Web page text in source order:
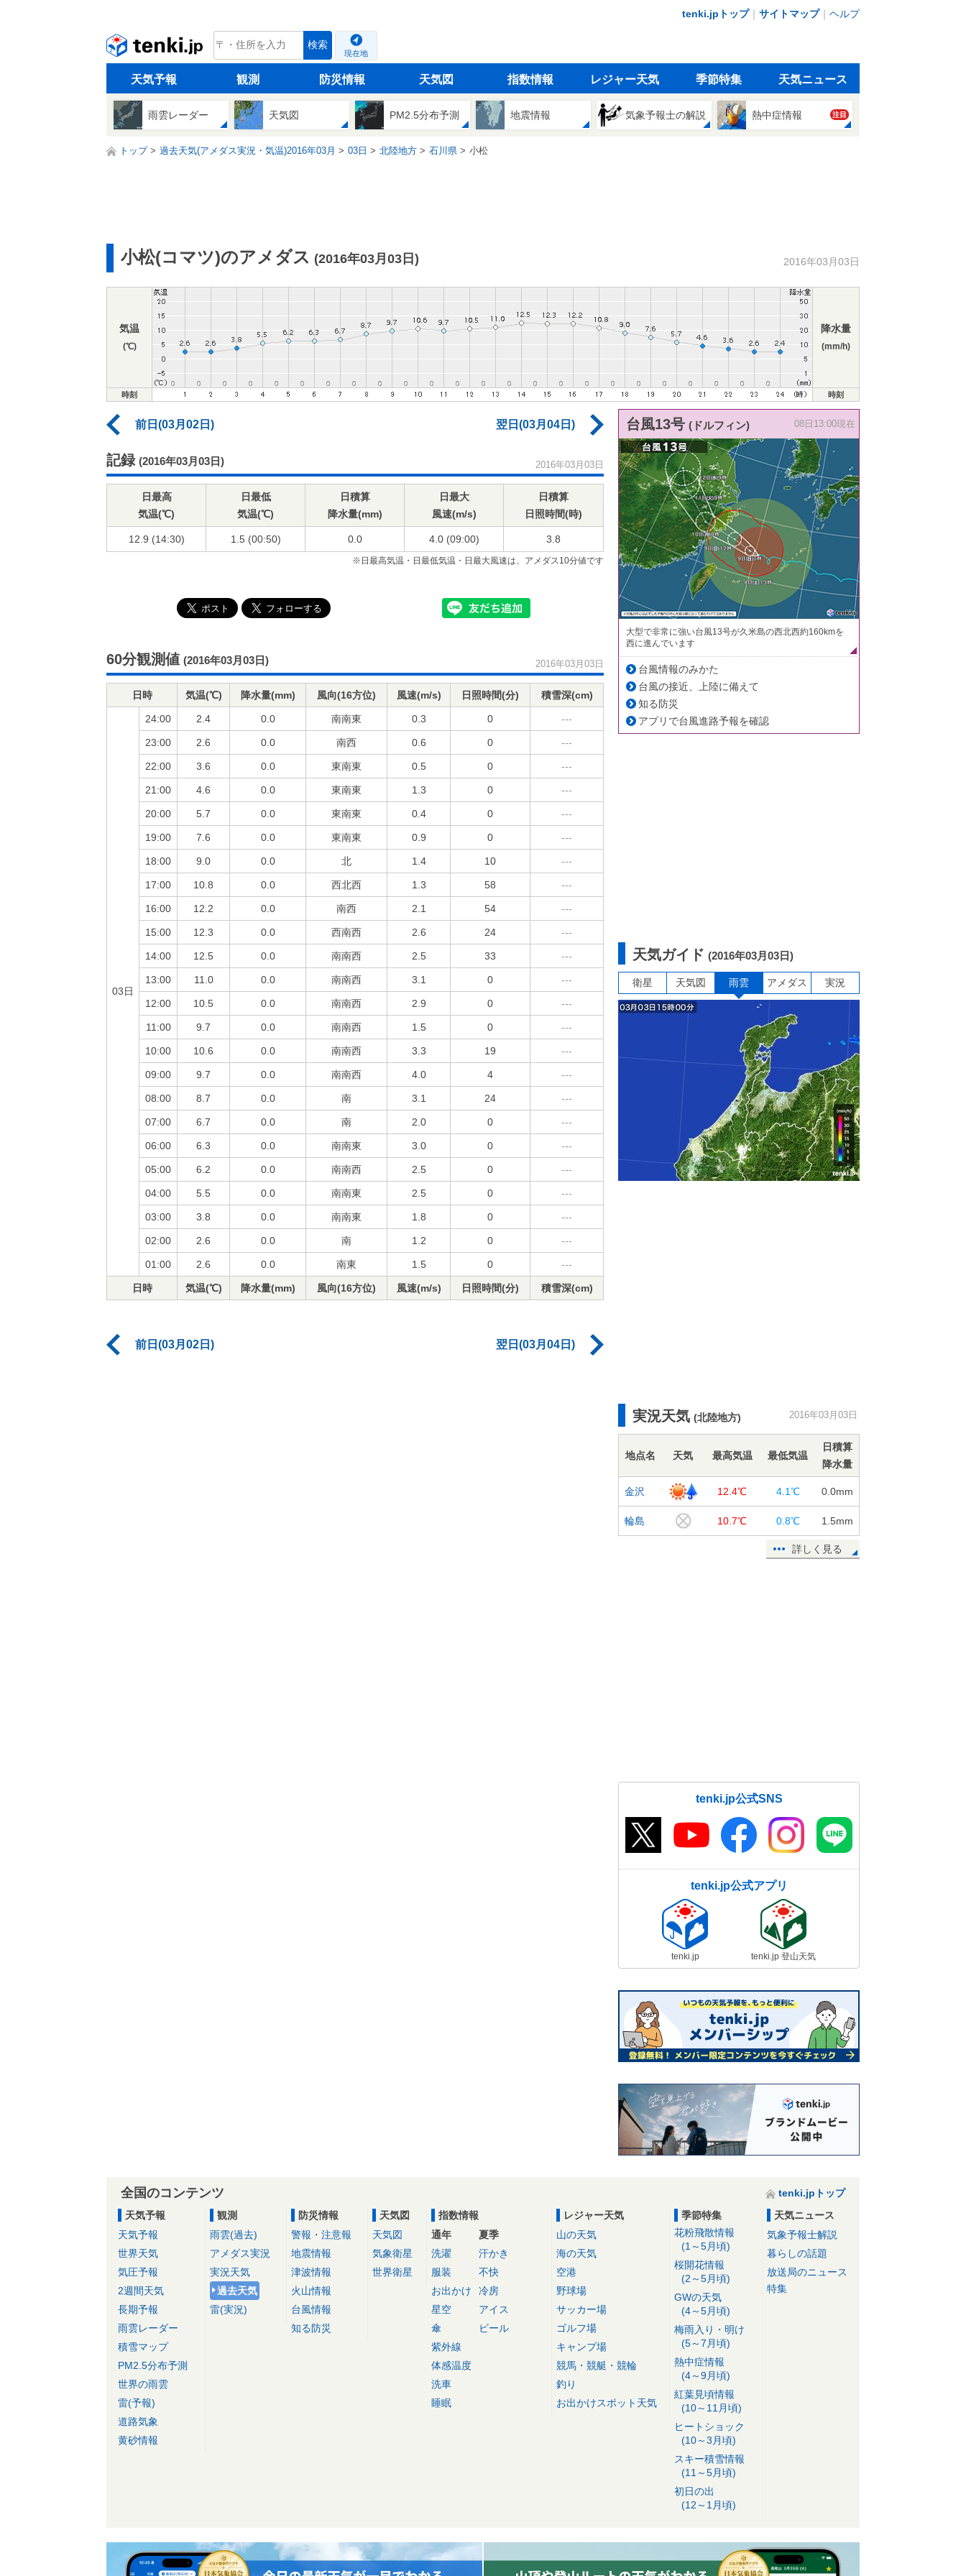
tenki.jpトップ｜ サイトマップ｜ ヘルプ
tenki.jp 検索
現在地
天気予報 観測 防災情報 天気図 指数情報 レジャー天気 季節特集 天気ニュース
雨雲レーダー 天気図 PM2.5分布予測 地震情報 気象予報士の解説 熱中症情報 注目
トップ 過去天気(アメダス実況・気温)2016年03月 03日 北陸地方 石川県 小松
小松(コマツ)のアメダス (2016年03月03日) 2016年03月03日
気温
(℃)
降水量
(mm/h)
時刻 時刻
前日(03月02日) 翌日(03月04日)
記録 (2016年03月03日) 2016年03月03日
日最高
気温(℃)
日最低
気温(℃)
日積算
降水量(mm)
日最大
風速(m/s)
日積算
日照時間(時)
12.9 (14:30) 1.5 (00:50) 0.0 4.0 (09:00) 3.8
※日最高気温・日最低気温・日最大風速は、アメダス10分値です
60分観測値 (2016年03月03日) 2016年03月03日
日時 気温(℃) 降水量(mm) 風向(16方位) 風速(m/s) 日照時間(分) 積雪深(cm)
03日
24:00 2.4 0.0 南南東 0.3 0 ---
23:00 2.6 0.0 南西 0.6 0 ---
22:00 3.6 0.0 東南東 0.5 0 ---
21:00 4.6 0.0 東南東 1.3 0 ---
20:00 5.7 0.0 東南東 0.4 0 ---
19:00 7.6 0.0 東南東 0.9 0 ---
18:00 9.0 0.0 北 1.4 10 ---
17:00 10.8 0.0 西北西 1.3 58 ---
16:00 12.2 0.0 南西 2.1 54 ---
15:00 12.3 0.0 西南西 2.6 24 ---
14:00 12.5 0.0 南南西 2.5 33 ---
13:00 11.0 0.0 南南西 3.1 0 ---
12:00 10.5 0.0 南南西 2.9 0 ---
11:00 9.7 0.0 南南西 1.5 0 ---
10:00 10.6 0.0 南南西 3.3 19 ---
09:00 9.7 0.0 南南西 4.0 4 ---
08:00 8.7 0.0 南 3.1 24 ---
07:00 6.7 0.0 南 2.0 0 ---
06:00 6.3 0.0 南南東 3.0 0 ---
05:00 6.2 0.0 南南西 2.5 0 ---
04:00 5.5 0.0 南南東 2.5 0 ---
03:00 3.8 0.0 南南東 1.8 0 ---
02:00 2.6 0.0 南 1.2 0 ---
01:00 2.6 0.0 南東 1.5 0 ---
日時 気温(℃) 降水量(mm) 風向(16方位) 風速(m/s) 日照時間(分) 積雪深(cm)
前日(03月02日) 翌日(03月04日)
台風13号 (ドルフィン) 08日13:00現在
大型で非常に強い台風13号が久米島の西北西約160kmを
西に進んでいます
台風情報のみかた
台風の接近、上陸に備えて
知る防災
アプリで台風進路予報を確認
天気ガイド (2016年03月03日)
衛星 天気図 雨雲 アメダス 実況
実況天気 (北陸地方) 2016年03月03日
地点名 天気 最高気温 最低気温
日積算
降水量
金沢 12.4℃ 4.1℃ 0.0mm
輪島 10.7℃ 0.8℃ 1.5mm
詳しく見る
tenki.jp公式SNS
tenki.jp公式アプリ
tenki.jp tenki.jp 登山天気
全国のコンテンツ
tenki.jpトップ
天気予報
天気予報
世界天気
気圧予報
2週間天気
長期予報
雨雲レーダー
積雪マップ
PM2.5分布予測
世界の雨雲
雷(予報)
道路気象
黄砂情報
観測
雨雲(過去)
アメダス実況
実況天気
過去天気
雷(実況)
防災情報
警報・注意報
地震情報
津波情報
火山情報
台風情報
知る防災
天気図
天気図
気象衛星
世界衛星
指数情報
通年
洗濯
服装
お出かけ
星空
傘
紫外線
体感温度
洗車
睡眠
夏季
汗かき
不快
冷房
アイス
ビール
レジャー天気
山の天気
海の天気
空港
野球場
サッカー場
ゴルフ場
キャンプ場
競馬・競艇・競輪
釣り
お出かけスポット天気
季節特集
花粉飛散情報
(1～5月頃)
桜開花情報
(2～5月頃)
GWの天気
(4～5月頃)
梅雨入り・明け
(5～7月頃)
熱中症情報
(4～9月頃)
紅葉見頃情報
(10～11月頃)
ヒートショック
(10～3月頃)
スキー積雪情報
(11～5月頃)
初日の出
(12～1月頃)
天気ニュース
気象予報士解説
暮らしの話題
放送局のニュース
特集